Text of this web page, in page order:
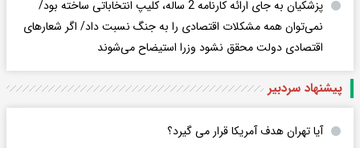
پزشکیان به جای ارائه کارنامه 2 ساله، کلیپ انتخاباتی ساخته بود/
نمی‌توان همه مشکلات اقتصادی را به جنگ نسبت داد/ اگر شعار‌های
اقتصادی دولت محقق نشود وزرا استیضاح می‌شوند
پیشنهاد سردبیر
آیا تهران هدف آمریکا قرار می گیرد؟